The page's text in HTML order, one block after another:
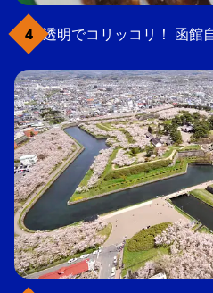
透明でコリッコリ！ 函館